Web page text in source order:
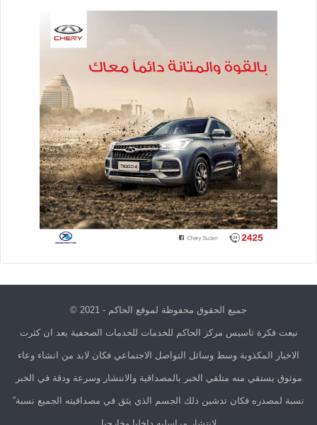
جميع الحقوق محفوظة لموقع الحاكم - 2021 ©
نبعت فكرة تاسيس مركز الحاكم للخدمات للخدمات الصحفية بعد ان كثرت
الاخبار المكذوبة وسط وسائل التواصل الاجتماعي فكان لابد من انشاء وعاء
موثوق يستقي منه متلقي الخبر بالمصداقية والانتشار وسرعة ودقة في الخبر
نسبة لمصدره فكان تدشين ذلك الجسم الذي يثق في مصداقيته الجميع نسبة”